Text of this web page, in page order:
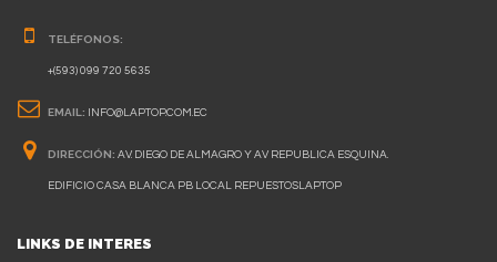
TELÉFONOS:
+(593) 099 720 5635
EMAIL: INFO@LAPTOP.COM.EC
DIRECCIÓN: AV. DIEGO DE ALMAGRO Y AV REPUBLICA ESQUINA.
EDIFICIO CASA BLANCA PB LOCAL REPUESTOSLAPTOP
LINKS DE INTERES